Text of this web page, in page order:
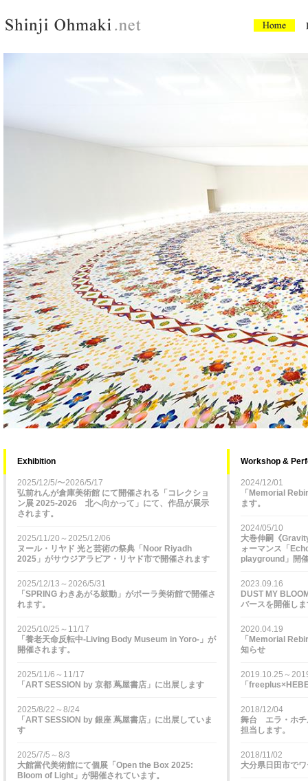
Exhibition
2025/12/5/〜2026/5/17
弘前れんが倉庫美術館 にて開催される「コレクショ
ン展 2025-2026 北へ向かって」にて、作品が展示
されます。
2025/11/20～2025/12/06
ヌール・リヤド 光と芸術の祭典「Noor Riyadh
2025」がサウジアラビア・リヤド市で開催されます
2025/12/13～2026/5/31
「SPRING わきあがる鼓動」がポーラ美術館で開催さ
れます。
2025/10/25～11/17
「養老天命反転中-Living Body Museum in Yoro-」が
開催されます。
2025/11/6～11/17
「ART SESSION by 京都 蔦屋書店」に出展します
2025/8/22～8/24
「ART SESSION by 銀座 蔦屋書店」に出展していま
す
2025/7/5～8/3
大館當代美術館にて個展「Open the Box 2025:
Bloom of Light」が開催されています。
Workshop &
2024/12/01
「Memorial
ます。
2024/05/10
大巻伸嗣《
ォーマンス「
playground」開
2023.09.16
DUST MY
バースを開催し
2020.04.19
「Memorial
知らせ
2019.10.25～
「
2018/12/04
舞台 エラ・ホチ
担当します。
2018/11/02
大分県日田市で